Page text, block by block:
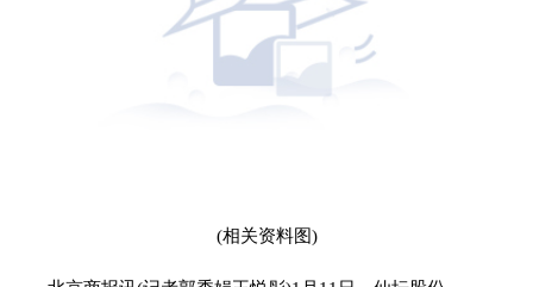
(相关资料图)